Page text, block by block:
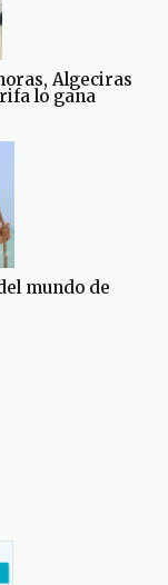
Algeciras
lo gana
mundo de